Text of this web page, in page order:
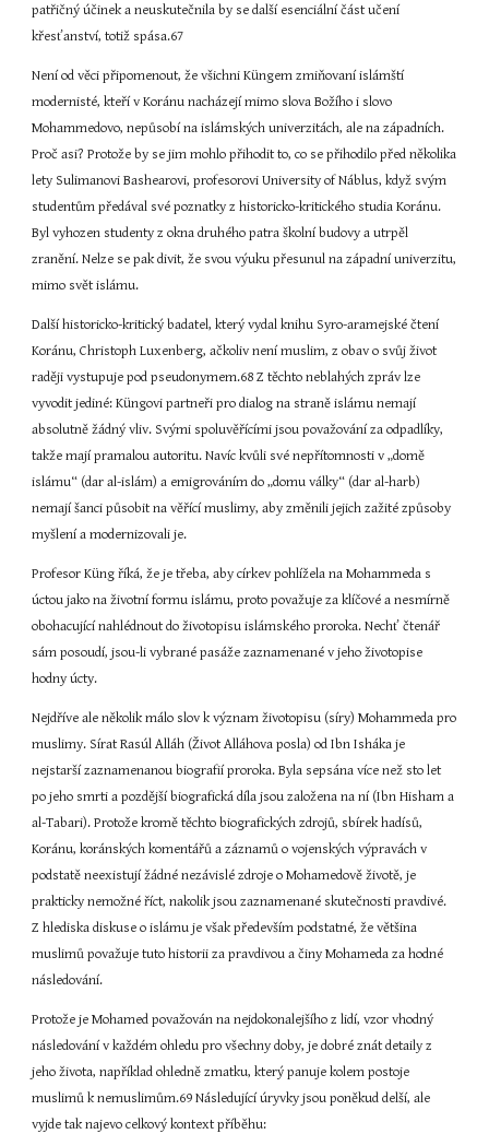
patřičný účinek a neuskutečnila by se další esenciální část učení
křesťanství, totiž spása.67
Není od věci připomenout, že všichni Küngem zmiňovaní islámští
modernisté, kteří v Koránu nacházejí mimo slova Božího i slovo
Mohammedovo, nepůsobí na islámských univerzitách, ale na západních.
Proč asi? Protože by se jim mohlo přihodit to, co se přihodilo před několika
lety Sulimanovi Bashearovi, profesorovi University of Náblus, když svým
studentům předával své poznatky z historicko-kritického studia Koránu.
Byl vyhozen studenty z okna druhého patra školní budovy a utrpěl
zranění. Nelze se pak divit, že svou výuku přesunul na západní univerzitu,
mimo svět islámu.
Další historicko-kritický badatel, který vydal knihu Syro-aramejské čtení
Koránu, Christoph Luxenberg, ačkoliv není muslim, z obav o svůj život
raději vystupuje pod pseudonymem.68 Z těchto neblahých zpráv lze
vyvodit jediné: Küngovi partneři pro dialog na straně islámu nemají
absolutně žádný vliv. Svými spoluvěřícími jsou považování za odpadlíky,
takže mají pramalou autoritu. Navíc kvůli své nepřítomnosti v „domě
islámu“ (dar al-islám) a emigrováním do „domu války“ (dar al-harb)
nemají šanci působit na věřící muslimy, aby změnili jejich zažité způsoby
myšlení a modernizovali je.
Profesor Küng říká, že je třeba, aby církev pohlížela na Mohammeda s
úctou jako na životní formu islámu, proto považuje za klíčové a nesmírně
obohacující nahlédnout do životopisu islámského proroka. Nechť čtenář
sám posoudí, jsou-li vybrané pasáže zaznamenané v jeho životopise
hodny úcty.
Nejdříve ale několik málo slov k význam životopisu (síry) Mohammeda pro
muslimy. Sírat Rasúl Alláh (Život Alláhova posla) od Ibn Isháka je
nejstarší zaznamenanou biografií proroka. Byla sepsána více než sto let
po jeho smrti a pozdější biografická díla jsou založena na ní (Ibn Hisham a
al-Tabari). Protože kromě těchto biografických zdrojů, sbírek hadísů,
Koránu, koránských komentářů a záznamů o vojenských výpravách v
podstatě neexistují žádné nezávislé zdroje o Mohamedově životě, je
prakticky nemožné říct, nakolik jsou zaznamenané skutečnosti pravdivé.
Z hlediska diskuse o islámu je však především podstatné, že většina
muslimů považuje tuto historii za pravdivou a činy Mohameda za hodné
následování.
Protože je Mohamed považován na nejdokonalejšího z lidí, vzor vhodný
následování v každém ohledu pro všechny doby, je dobré znát detaily z
jeho života, například ohledně zmatku, který panuje kolem postoje
muslimů k nemuslimům.69 Následující úryvky jsou poněkud delší, ale
vyjde tak najevo celkový kontext příběhu: